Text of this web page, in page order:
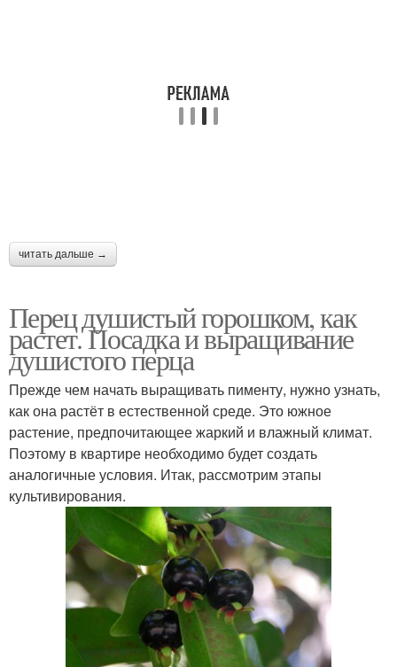
читать дальше →
Перец душистый горошком, как
растет. Посадка и выращивание
душистого перца
Прежде чем начать выращивать пименту, нужно узнать,
как она растёт в естественной среде. Это южное
растение, предпочитающее жаркий и влажный климат.
Поэтому в квартире необходимо будет создать
аналогичные условия. Итак, рассмотрим этапы
культивирования.